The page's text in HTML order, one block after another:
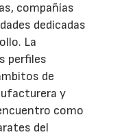
compañías
dedicadas
La
perfiles
de
y
como
del